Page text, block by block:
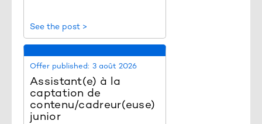
See the post >
Offer published: 3 août 2026
Assistant(e) à la
captation de
contenu/cadreur(euse)
junior